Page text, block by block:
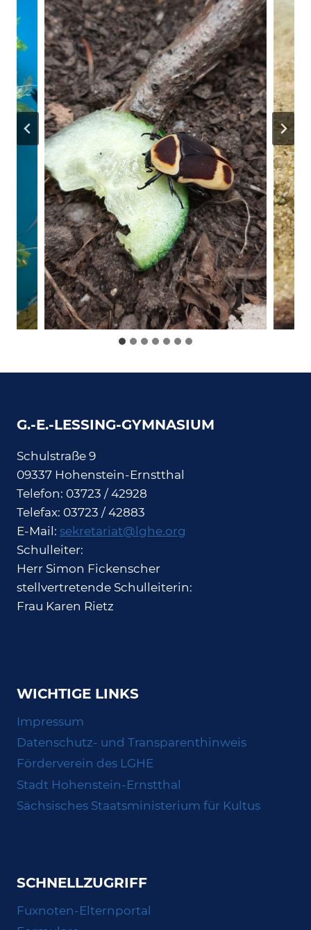
G.-E.-LESSING-GYMNASIUM
Schulstraße 9
09337 Hohenstein-Ernstthal
Telefon: 03723 / 42928
Telefax: 03723 / 42883
E-Mail: sekretariat@lghe.org
Schulleiter:
Herr Simon Fickenscher
stellvertretende Schulleiterin:
Frau Karen Rietz
WICHTIGE LINKS
Impressum
Datenschutz- und Transparenthinweis
Förderverein des LGHE
Stadt Hohenstein-Ernstthal
Sächsisches Staatsministerium für Kultus
SCHNELLZUGRIFF
Fuxnoten-Elternportal